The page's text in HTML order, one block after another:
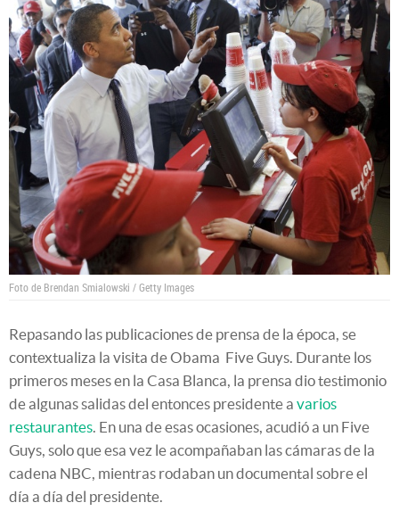
Foto de Brendan Smialowski / Getty Images
Repasando las publicaciones de prensa de la época, se
contextualiza la visita de Obama Five Guys. Durante los
primeros meses en la Casa Blanca, la prensa dio testimonio
de algunas salidas del entonces presidente a varios
restaurantes. En una de esas ocasiones, acudió a un Five
Guys, solo que esa vez le acompañaban las cámaras de la
cadena NBC, mientras rodaban un documental sobre el
día a día del presidente.